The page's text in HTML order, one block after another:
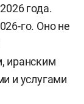
года.
го. Оно не
иранским
и услугами